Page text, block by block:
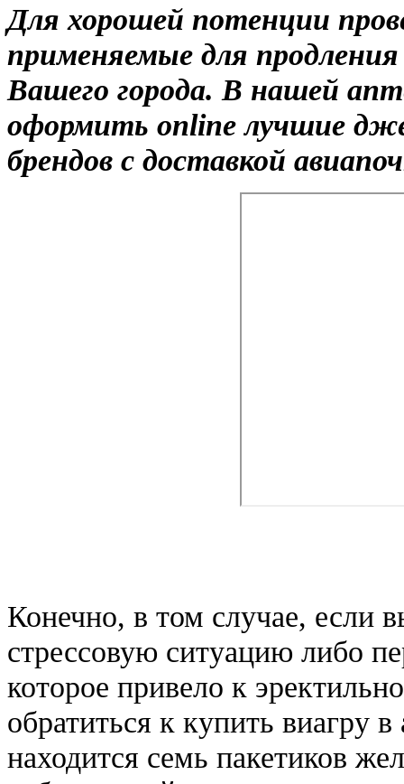
Для хорошей потенции
применяемые для
Вашего города. В нашей
оформить online лучшие
брендов с доставкой
Конечно, в том случае, если
стрессовую ситуацию либо
которое привело к
обратиться к купить виагру
находится семь пакетиков